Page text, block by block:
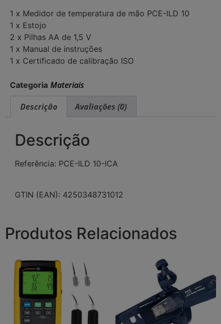
1 x Medidor de temperatura de mão PCE-ILD 10
1 x Estojo
2 x Pilhas AA de 1,5 V
1 x Manual de instruções
1 x Certificado de calibração ISO
Categoria Materiais
Descrição
Avaliações (0)
Descrição
Referência: PCE-ILD 10-ICA
GTIN (EAN): 4250348731012
Produtos Relacionados